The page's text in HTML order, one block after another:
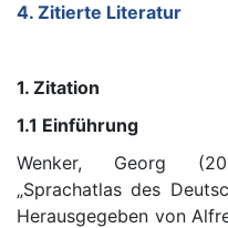
4. Zitierte Literatur
1. Zitation
1.1 Einführung
Wenker, Georg
„Sprachatlas des
Herausgegeben von